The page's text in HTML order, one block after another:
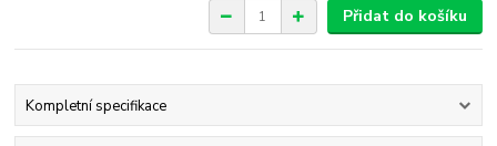
Přidat do košíku
Kompletní specifikace